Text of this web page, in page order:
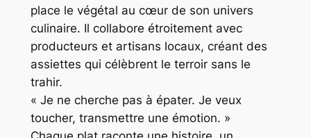
place le végétal au cœur de son univers
culinaire. Il collabore étroitement avec
producteurs et artisans locaux, créant des
assiettes qui célèbrent le terroir sans le
trahir.
« Je ne cherche pas à épater. Je veux
toucher, transmettre une émotion. »